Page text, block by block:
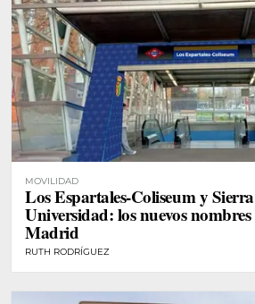
MOVILIDAD
Los Espartales-Coliseum y
Universidad: los nuevos
Madrid
RUTH RODRÍGUEZ